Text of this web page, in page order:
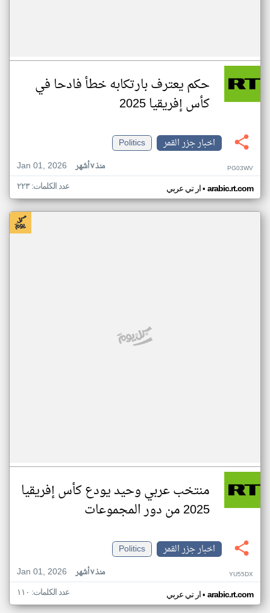
حكم يعترف بارتكابه خطأ فادحا في
كأس إفريقيا 2025
اخبار جزر القمر
Politics
Jan 01, 2026
منذ ٧ أشهر PG03WV
ار تي عربي• arabic.rt.com عدد الكلمات: ٢٢٣
منتخب عربي وحيد يودع كأس إفريقيا
2025 من دور المجموعات
اخبار جزر القمر
Politics
Jan 01, 2026
منذ ٧ أشهر YU55DX
ار تي عربي• arabic.rt.com عدد الكلمات: ١١٠